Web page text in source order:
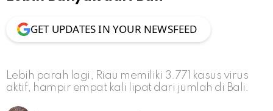
GET UPDATES IN YOUR NEWSFEED
Lebih parah lagi, Riau memiliki 3.771 kasus virus
aktif, hampir empat kali lipat dari jumlah di Bali.